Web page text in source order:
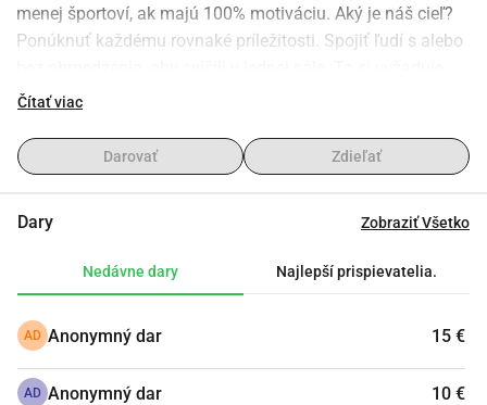
menej športoví, ak majú 100% motiváciu. Aký je náš cieľ?
Ponúknuť každému rovnaké príležitosti. Spojiť ľudí s alebo
ďalšie úsilie a rozpočet na zabezpečenie potrebného
Kľudne daruj príspevok podľa svojho výberu našej
organizácii.
Čítať viac
Darovať Zdieľať
Dary Zobraziť Všetko
Nedávne dary Najlepší prispievatelia.
AD Anonymný dar 15 €
AD Anonymný dar 10 €